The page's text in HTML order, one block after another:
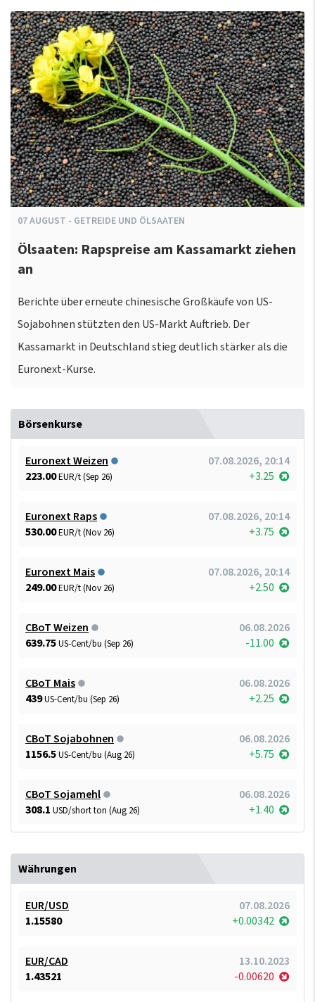
07AUGUST - GETREIDE UND ÖLSAATEN
Ölsaaten: Rapspreise am Kassamarkt ziehen
an
Berichte über erneute chinesische Großkäufe von US-
Sojabohnen stützten den US-Markt Auftrieb. Der
Kassamarkt in Deutschland stieg deutlich stärker als die
Euronext-Kurse.
Börsenkurse
Euronext Weizen
07.08.2026, 20:14
223.00EUR/t (Sep 26) +3.25
Euronext Raps
07.08.2026, 20:14
530.00EUR/t (Nov 26) +3.75
Euronext Mais
07.08.2026, 20:14
249.00EUR/t (Nov 26) +2.50
CBoT Weizen
06.08.2026
639.75US-Cent/bu (Sep 26) -11.00
CBoT Mais
06.08.2026
439US-Cent/bu (Sep 26) +2.25
CBoT Sojabohnen
06.08.2026
1156.5US-Cent/bu (Aug 26) +5.75
CBoT Sojamehl
06.08.2026
308.1 USD/short ton (Aug 26) +1.40
Währungen
EUR/USD
07.08.2026
1.15580
+0.00342
EUR/CAD
13.10.2023
1.43521
-0.00620